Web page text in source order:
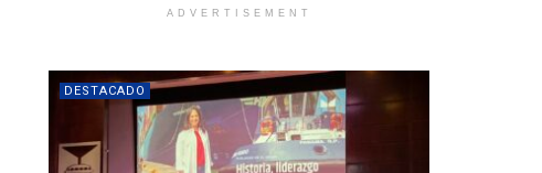
ADVERTISEMENT
DESTACADO